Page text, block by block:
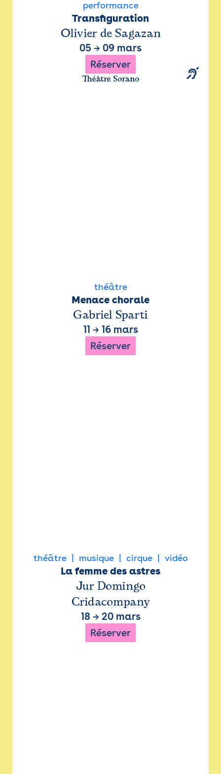
performance
Transfiguration
Olivier de Sagazan
05 → 09 mars
Réserver
Théâtre Sorano
théâtre
Menace chorale
Gabriel Sparti
11 → 16 mars
Réserver
théâtre musique cirque vidéo
La femme des astres
Jur Domingo
Cridacompany
18 → 20 mars
Réserver